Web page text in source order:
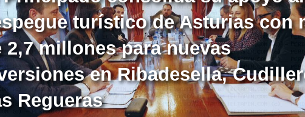
turístico de Asturias con
2,7 millones para nuevas
en Ribadesella,
Regueras